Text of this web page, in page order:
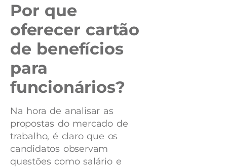
Por que
oferecer cartão
de benefícios
para
funcionários?
Na hora de analisar as
propostas do mercado de
trabalho, é claro que os
candidatos observam
questões como salário e